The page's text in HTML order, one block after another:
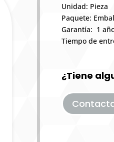
Unidad: Pieza
Paquete:
Garantía: 1
Tiempo de
¿Tiene